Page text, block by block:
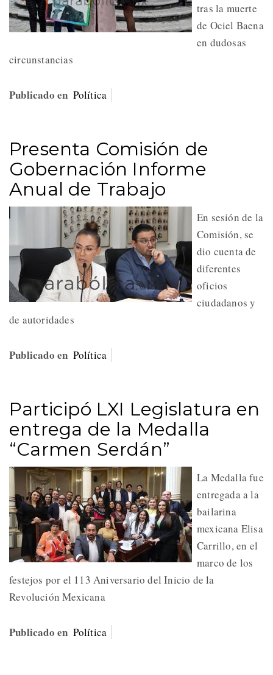
tras la muerte
de Ociel Baena
en dudosas
circunstancias
Publicado en Política
Presenta Comisión de
Gobernación Informe
Anual de Trabajo
En sesión de la
Comisión, se
dio cuenta de
diferentes
oficios
ciudadanos y
de autoridades
Publicado en Política
Participó LXI Legislatura en
entrega de la Medalla
“Carmen Serdán”
La Medalla fue
entregada a la
bailarina
mexicana Elisa
Carrillo, en el
marco de los
festejos por el 113 Aniversario del Inicio de la
Revolución Mexicana
Publicado en Política